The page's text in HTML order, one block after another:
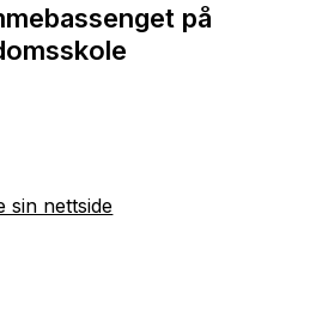
på
sin nettside